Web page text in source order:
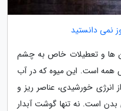
نمی دانستید
ها و تعطیلات خاص به چشم
همه است. این میوه که در آب
انرژی خورشیدی، عناصر ریز و
بدن است. نه تنها گوشت آبدار